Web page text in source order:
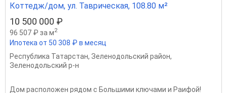
Коттедж/дом, ул. Таврическая, 108.80 м²
10 500 000 ₽
96 507 ₽ за м2
Ипотека от 50 308 ₽ в месяц
Республика Татарстан, Зеленодольский район,
Зеленодольский р-н
Дом расположен рядом с Большими ключами и Раифой!